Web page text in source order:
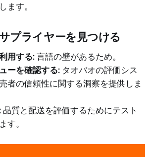
ます。
プライヤーを見つける
用する:言語の壁があるため。
ーを確認する: タオバオの評価シス
者の信頼性に関する洞察を提供しま
品質と配送を評価するためにテスト
す。